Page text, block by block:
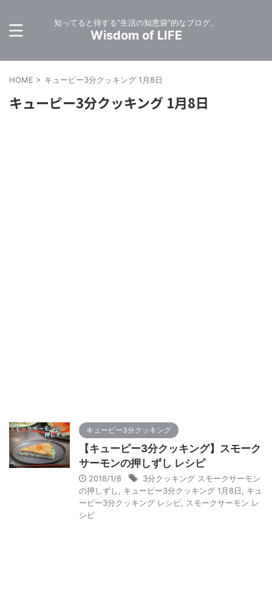
知ってると得する”生活の知恵袋”的なブログ。
Wisdom of LIFE
HOME > キューピー3分クッキング 1月8日
キューピー3分クッキング 1月8日
キューピー3分クッキング
【キューピー3分クッキング】スモーク
サーモンの押しずし レシピ
2018/1/8
3分クッキング スモークサーモン
の押しずし
キューピー3分クッキング 1月8日
キュ
ーピー3分クッキング レシピ
スモークサーモン レ
シピ